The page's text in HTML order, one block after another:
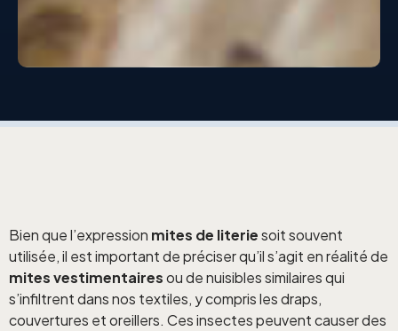
Bien que l’expression mites de literiesoit souvent
utilisée, il est important de préciser qu’il s’agit en réalité de
mites vestimentairesou de nuisibles similaires qui
s’infiltrent dans nos textiles, y compris les draps,
couvertures et oreillers. Ces insectes peuvent causer des